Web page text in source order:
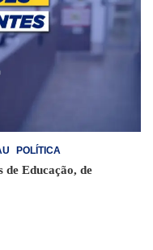
POLÍTICA
de Educação, de